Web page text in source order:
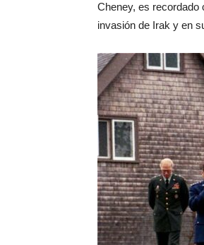
Cheney, es recordado
invasión de Irak y en